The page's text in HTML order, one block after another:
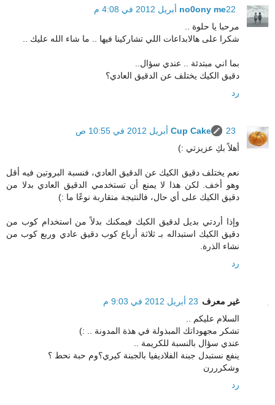
no0ony me22 أبريل 2012 في 4:08 م
مرحبا يا حلوة ..
شكرا على هالابداعات اللي تشاركينا فيها .. ما شاء الله عليك ..
بما اني مبتدئة .. عندي سؤال..
دقيق الكيك يختلف عن الدقيق العادي؟
رد
Cup Cake
23 أبريل 2012 في 10:55 ص
أهلاً بكِ عزيزتي :)
نعم يختلف دقيق الكيك عن الدقيق العادي، فنسبة البروتين فيه أقل
وهو أخف. لكن هذا لا يمنع أن تستخدمي الدقيق العادي بدلا من
دقيق الكيك على أي حال، فالنتيجة متقاربة نوعًا ما :)
وإذا أردتي بديل لدقيق الكيك فيمكنك بدلاً من استخدام كوب من
دقيق الكيك استبداله بـ ثلاثة أرباع كوب دقيق عادي وربع كوب من
نشاء الذرة.
رد
غير معرف 23 أبريل 2012 في 9:03 م
السلام عليكم ..
تشكر مجهوداتك المبذولة في هذة المدونة .. :)
عندي سؤال بالنسبة للكريمة ..
ينفع نستبدل جبنة الفلاديفيا بالجبنة كيري؟وم حبة نحط ؟
وشكرررن
رد